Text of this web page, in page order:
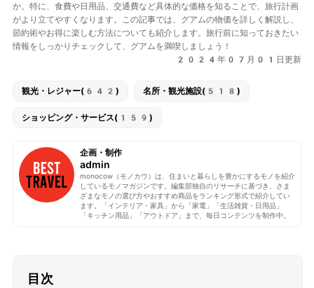
か。特に、食費や日用品、交通費など具体的な価格を知ることで、旅行計画
がより立てやすくなります。この記事では、グアムの物価を詳しく解説し、
節約術やお得に楽しむ方法についても紹介します。旅行前に知っておきたい
情報をしっかりチェックして、グアムを満喫しましょう！
2024年07月01日更新
観光・レジャー(642) 名所・観光施設(518)
ショッピング・サービス(159)
企画・制作
admin
monocow（モノカウ）は、住まいと暮らしを豊かにするモノを紹介
しているモノマガジンです。編集部独自のリサーチに基づき、さま
ざまなモノの選び方やおすすめ商品をランキング形式で紹介してい
ます。「インテリア・家具」から「家電」「生活雑貨・日用品」
「キッチン用品」「アウトドア」まで、毎日コンテンツを制作中。
目次